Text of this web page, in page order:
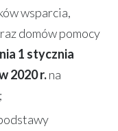
wsparcia,
domów pomocy
1 stycznia
2020 r.na